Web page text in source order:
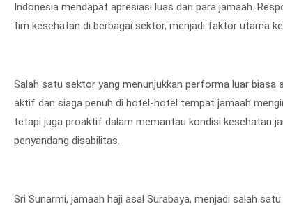
Indonesia mendapat apresiasi luas dari para jamaah.
tim kesehatan di berbagai sektor, menjadi faktor utama
Salah satu sektor yang menunjukkan performa luar
aktif dan siaga penuh di hotel-hotel tempat jamaah
tetapi juga proaktif dalam memantau kondisi kesehatan
penyandang disabilitas.
Sri Sunarmi, jamaah haji asal Surabaya, menjadi salah